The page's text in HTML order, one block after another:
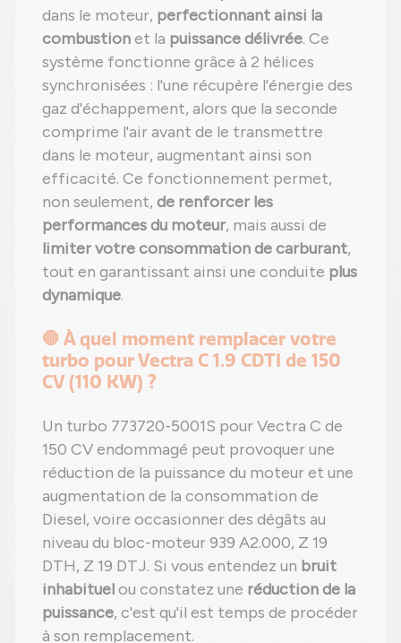
dans le moteur, perfectionnant ainsi la
combustionet la puissance délivrée. Ce
système fonctionne grâce à 2 hélices
synchronisées : l'une récupère l'énergie des
gaz d'échappement, alors que la seconde
comprime l'air avant de le transmettre
dans le moteur, augmentant ainsi son
efficacité. Ce fonctionnement permet,
non seulement, de renforcer les
performances du moteur, mais aussi de
limiter votre consommation de carburant,
tout en garantissant ainsi une conduite plus
dynamique.
🛑 À quel moment remplacer votre
turbo pour Vectra C 1.9 CDTI de 150
CV (110 KW) ?
Un turbo 773720-5001S pour Vectra C de
150 CV endommagé peut provoquer une
réduction de la puissance du moteur et une
augmentation de la consommation de
Diesel, voire occasionner des dégâts au
niveau du bloc-moteur 939 A2.000, Z 19
DTH, Z 19 DTJ. Si vous entendez un bruit
inhabituelou constatez une réduction de la
puissance, c'est qu'il est temps de procéder
à son remplacement.